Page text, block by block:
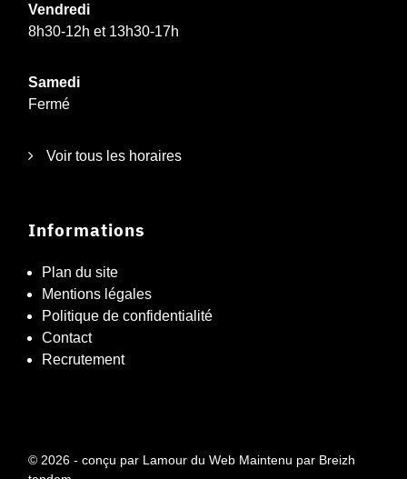
Vendredi
8h30-12h et 13h30-17h
Samedi
Fermé
Voir tous les horaires
Informations
Plan du site
Mentions légales
Politique de confidentialité
Contact
Recrutement
© 2026 - conçu par Lamour du Web Maintenu par Breizh